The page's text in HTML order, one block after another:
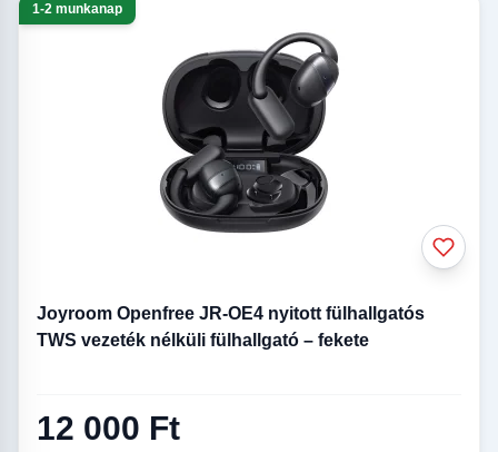
1-2 munkanap
Joyroom Openfree JR-OE4 nyitott fülhallgatós
TWS vezeték nélküli fülhallgató – fekete
12 000 Ft